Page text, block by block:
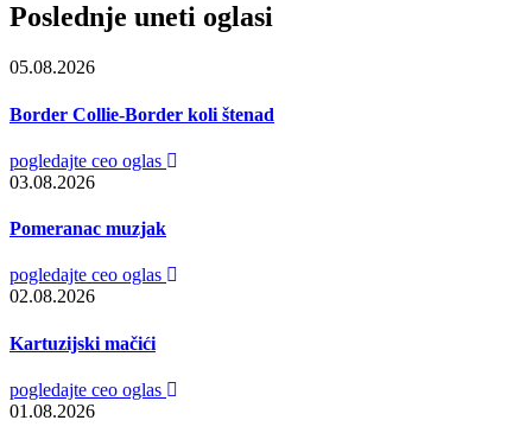
Poslednje uneti oglasi
05.08.2026
Border Collie-Border koli štenad
pogledajte ceo oglas
03.08.2026
Pomeranac muzjak
pogledajte ceo oglas
02.08.2026
Kartuzijski mačići
pogledajte ceo oglas
01.08.2026